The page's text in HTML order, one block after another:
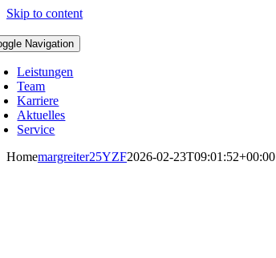
Skip to content
Navigation
Leistungen
Team
Karriere
Aktuelles
Service
Homemargreiter25YZF2026-02-23T09:01:52+00:00